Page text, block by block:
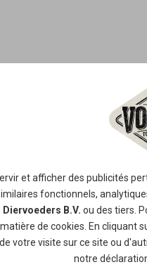
et afficher des publicités
fonctionnels,
B.V. ou des tiers.
de cookies . En cliquant
votre visite sur ce site ou
notre
été spécialement